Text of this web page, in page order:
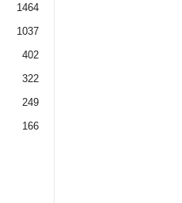
1464
1037
402
322
249
166